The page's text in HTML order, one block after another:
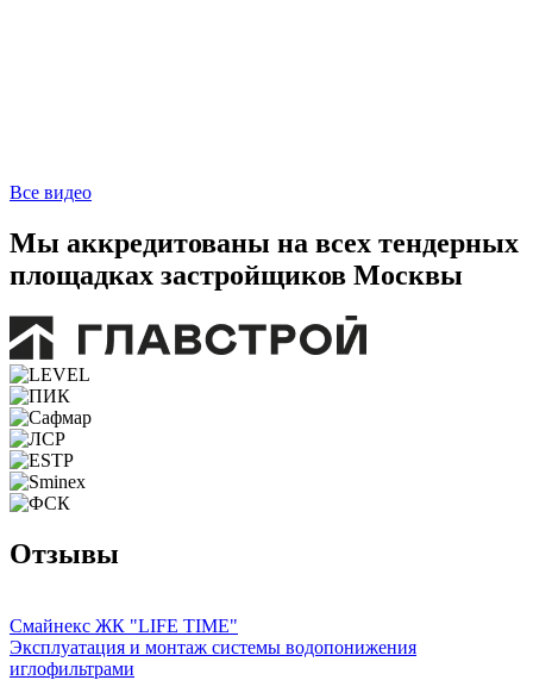
Все видео
Мы аккредитованы на всех тендерных
площадках застройщиков Москвы
Отзывы
Смайнекс ЖК "LIFE TIME"
Эксплуатация и монтаж системы водопонижения
иглофильтрами